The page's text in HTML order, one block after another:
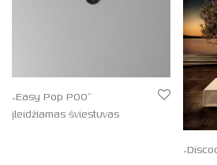
„Easy Pop P00”
įleidžiamas šviestuvas